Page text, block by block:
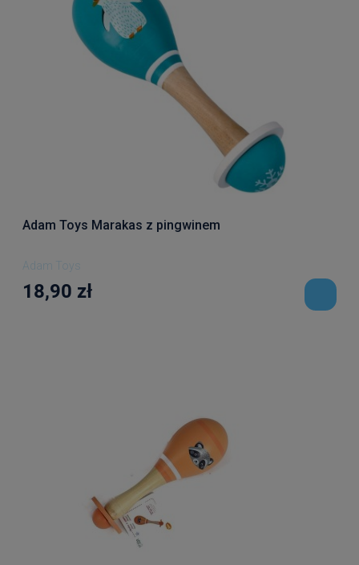
Adam Toys Marakas z pingwinem
Adam Toys
18,90 zł